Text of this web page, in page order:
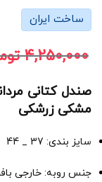
ساخت ایران
4,250,000
مشکی زرشکی
سایز بندی: 37 _ 44
جنس روبه: خارجی